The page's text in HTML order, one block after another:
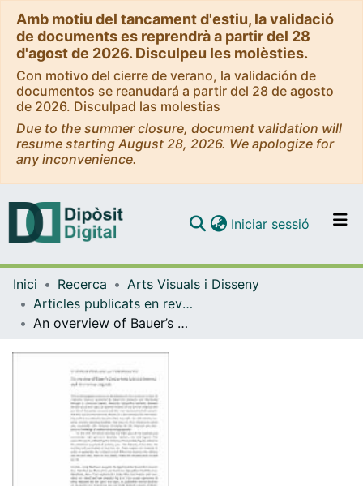
Amb motiu del tancament d'estiu, la validació
de documents es reprendrà a partir del 28
d'agost de 2026. Disculpeu les molèsties.
Con motivo del cierre de verano, la validación de
documentos se reanudará a partir del 28 de agosto
de 2026. Disculpad las molestias
Due to the summer closure, document validation will
resume starting August 28, 2026. We apologize for
any inconvenience.
Navega per tot el DD
Iniciar sessió (current)
Inici Recerca
Arts Visuals i Disseny
Articles publicats en revistes (Arts Visuals i Disseny)
An overview of Bauer’s <em>Cómo se forma la letra de imprenta</em> and the German originals